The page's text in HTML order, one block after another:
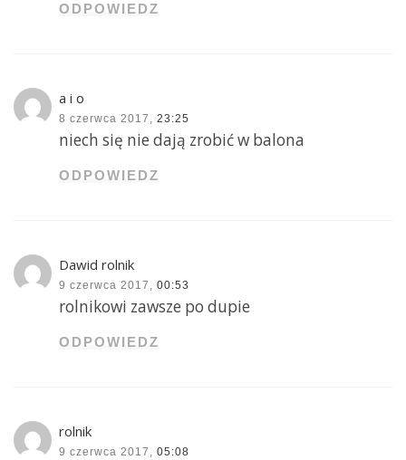
ODPOWIEDZ
a i o
8 czerwca 2017, 23:25
niech się nie dają zrobić w balona
ODPOWIEDZ
Dawid rolnik
9 czerwca 2017, 00:53
rolnikowi zawsze po dupie
ODPOWIEDZ
rolnik
9 czerwca 2017, 05:08